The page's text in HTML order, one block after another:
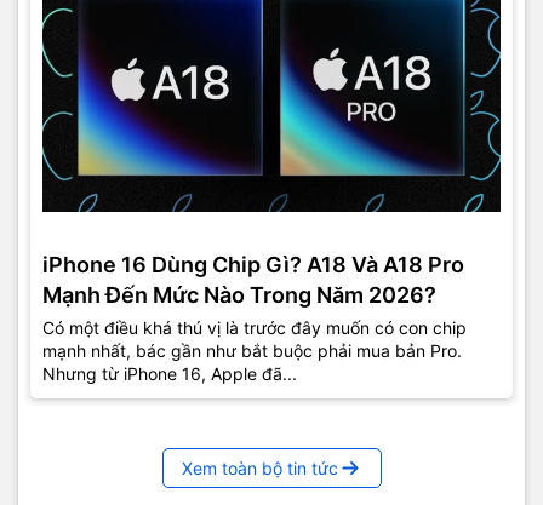
iPhone 16 Dùng Chip Gì? A18 Và A18 Pro
Mạnh Đến Mức Nào Trong Năm 2026?
Có một điều khá thú vị là trước đây muốn có con chip
mạnh nhất, bác gần như bắt buộc phải mua bản Pro.
Nhưng từ iPhone 16, Apple đã...
Xem toàn bộ tin tức